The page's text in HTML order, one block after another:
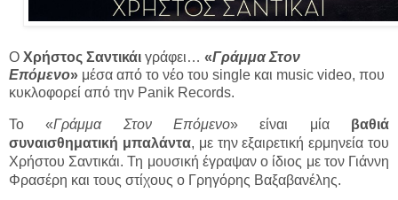
Ο Χρήστος Σαντικάι γράφει… «Γράμμα Στον
Επόμενο» μέσα από το νέο του single και music video, που
κυκλοφορεί από την Panik Records.
Το «Γράμμα Στον Επόμενο» είναι μία βαθιά
συναισθηματική μπαλάντα, με την εξαιρετική ερμηνεία του
Χρήστου Σαντικάι. Τη μουσική έγραψαν ο ίδιος με τον Γιάννη
Φρασέρη και τους στίχους ο Γρηγόρης Βαξαβανέλης.